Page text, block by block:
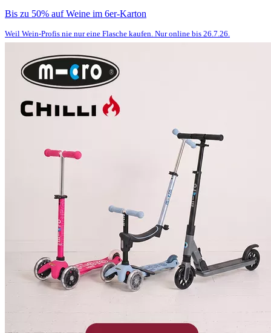
Bis zu 50% auf Weine im 6er-Karton
Weil Wein-Profis nie nur eine Flasche kaufen. Nur online bis 26.7.26.